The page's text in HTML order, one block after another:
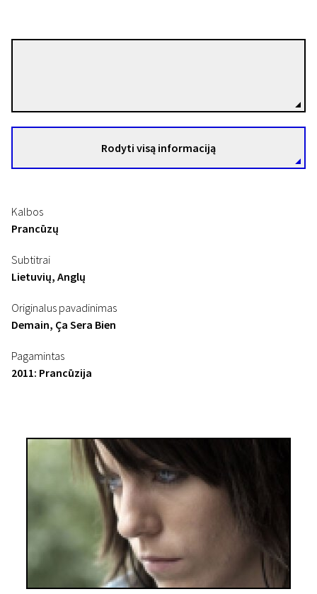
Rodyti visą informaciją
Kalbos
Prancūzų
Subtitrai
Lietuvių, Anglų
Originalus pavadinimas
Demain, Ça Sera Bien
Pagamintas
2011: Prancūzija